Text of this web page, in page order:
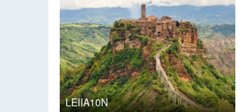
LEIIA10N